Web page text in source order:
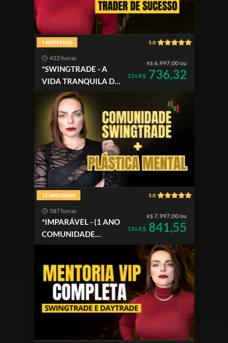
7 MATERIAIS 5.0
422 horas
*SWINGTRADE - A
VIDA TRANQUILA DO
TRADER DE SUCESSO
R$6.997,00 ou
12x R$736,32
12 MATERIAIS 5.0
587 horas
*IMPARÁVEL - (1 ANO
COMUNIDADE
SWINGTRADE +
R$7.997,00 ou
12x R$841,55